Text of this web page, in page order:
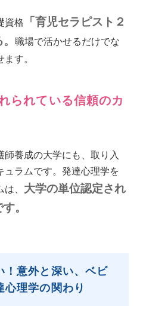
資格
「育児セラピスト２
。職場で活かせるだけでな
す。
られている信頼のカ
養成の大学にも、取り入
ラムです。発達心理学を
、 大学の単位認定され
。
！意外と深い、ベビ
心理学の関わり